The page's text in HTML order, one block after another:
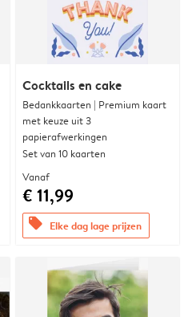
Cocktails en cake
Bedankkaarten | Premium kaart
met keuze uit 3
papierafwerkingen
Set van 10 kaarten
Vanaf
€ 11,99
offers Elke dag lage prijzen